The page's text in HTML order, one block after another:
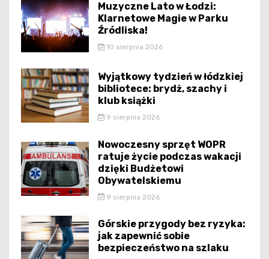
Muzyczne Lato w Łodzi:
Klarnetowe Magie w Parku
Źródliska!
10 sierpnia 2026
Wyjątkowy tydzień w łódzkiej
bibliotece: brydż, szachy i
klub książki
9 sierpnia 2026
Nowoczesny sprzęt WOPR
ratuje życie podczas wakacji
dzięki Budżetowi
Obywatelskiemu
9 sierpnia 2026
Górskie przygody bez ryzyka:
jak zapewnić sobie
bezpieczeństwo na szlaku